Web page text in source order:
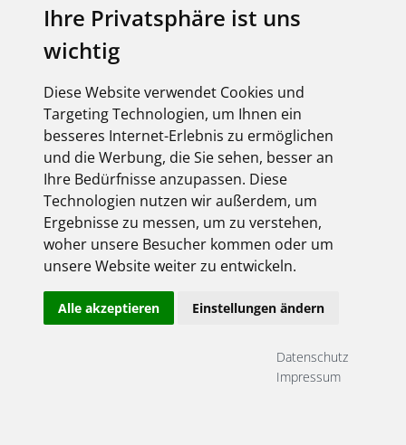
Ihre Privatsphäre ist uns
wichtig
Diese Website verwendet Cookies und
Targeting Technologien, um Ihnen ein
besseres Internet-Erlebnis zu ermöglichen
und die Werbung, die Sie sehen, besser an
Ihre Bedürfnisse anzupassen. Diese
Technologien nutzen wir außerdem, um
Ergebnisse zu messen, um zu verstehen,
woher unsere Besucher kommen oder um
unsere Website weiter zu entwickeln.
Alle akzeptieren Einstellungen ändern
Datenschutz
Impressum
ADARA: Designstarke
Pendelleuchte für moderne
Arbeitswelten
Pendelleuchte für Büro-, Besprechungs- und
Objektbereiche. Die Leuchte kombiniert
blendarmes Licht mit verschiedenen
Möglichkeiten für die Lichtplanung und eignet...
mehr
03.08.2026
Stecken statt spleißen:
Glasfaserstrecken schneller
Vorkonfektionierte U-DQ-Trunkkabel und